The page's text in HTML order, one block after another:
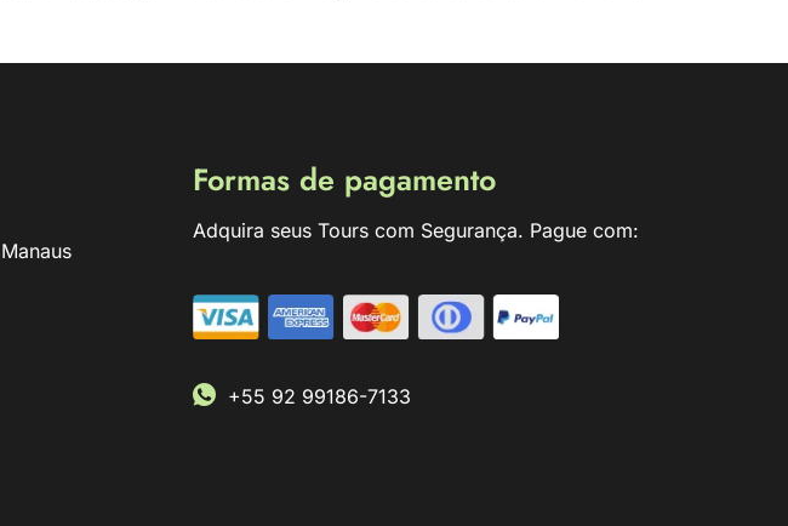
Formas de pagamento
Adquira seus Tours com Segurança. Pague com:
+55 92 99186-7133